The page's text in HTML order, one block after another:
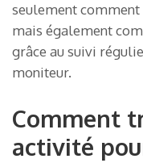
seulement
mais également
grâce au suivi
moniteur.
Comment
activité